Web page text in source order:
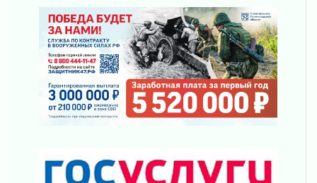
О мужестве, долге и стойкости
31 июля 2026
Ленинградцы — бойцам «Барс-Ленинградец»
31 июля 2026
Маршрутами будущего — к заветной цели
31 июля 2026
Правила для жизни
31 июля 2026